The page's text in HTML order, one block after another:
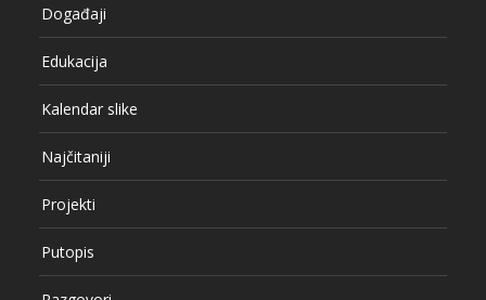
Događaji
Edukacija
Kalendar slike
Najčitaniji
Projekti
Putopis